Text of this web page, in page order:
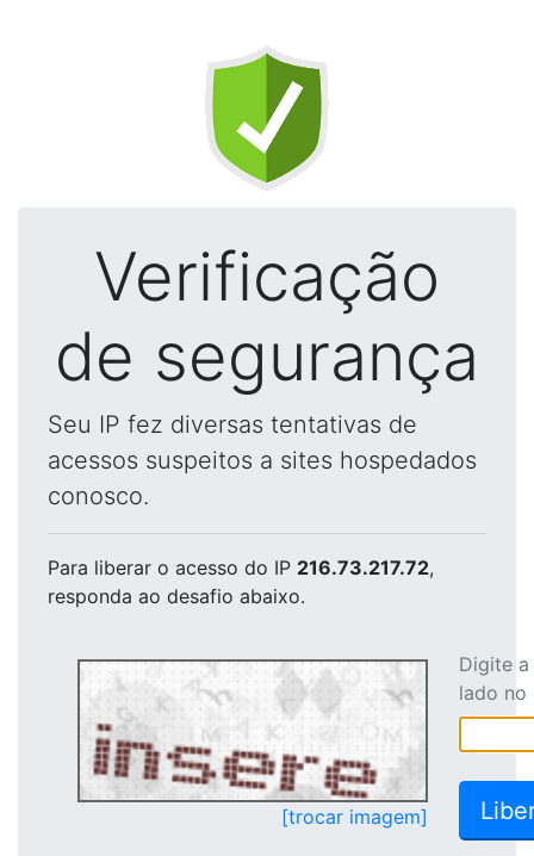
Verificação
de segurança
Seu IP fez diversas tentativas de
acessos suspeitos a sites hospedados
conosco.
Para liberar o acesso do IP 216.73.217.72,
responda ao desafio abaixo.
[trocar imagem]
Digite
lado no